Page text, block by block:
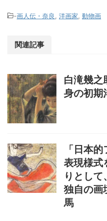
-画人伝・奈良, 洋画家, 動物画
関連記事
白滝幾之
身の初期
「日本
表現様式
りとし
独自の画
馬